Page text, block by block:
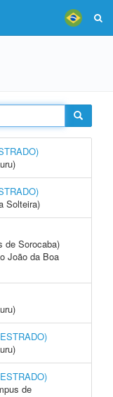
Solteira)
de Sorocaba)
João da Boa
de